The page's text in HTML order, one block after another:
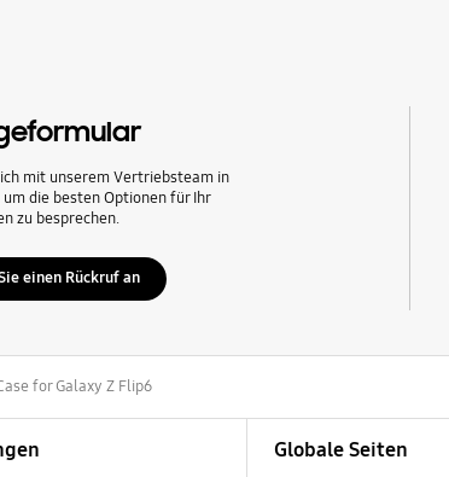
mit unserem Vertriebsteam in
die besten Optionen für Ihr
zu besprechen.
einen Rückruf an
for Galaxy Z Flip6
Globale Seiten